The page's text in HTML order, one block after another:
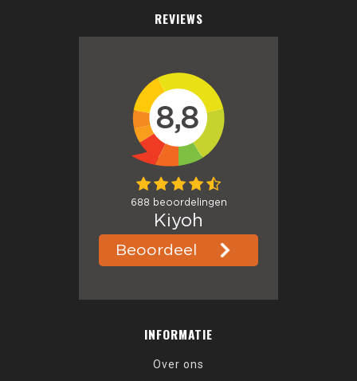
REVIEWS
INFORMATIE
Over ons